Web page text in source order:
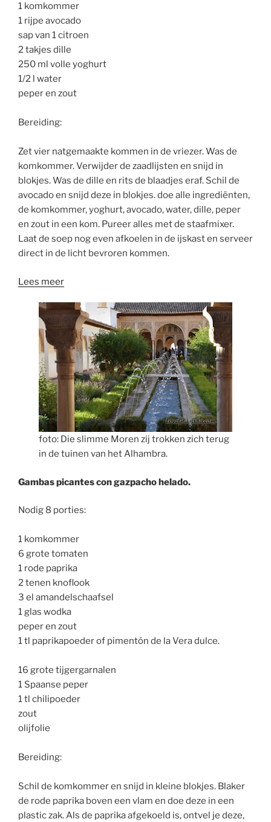
1 komkommer
1 rijpe avocado
sap van 1 citroen
2 takjes dille
250 ml volle yoghurt
1/2 l water
peper en zout
Bereiding:
Zet vier natgemaakte kommen in de vriezer. Was de
komkommer. Verwijder de zaadlijsten en snijd in
blokjes. Was de dille en rits de blaadjes eraf. Schil de
avocado en snijd deze in blokjes. doe alle ingrediënten,
de komkommer, yoghurt, avocado, water, dille, peper
en zout in een kom. Pureer alles met de staafmixer.
Laat de soep nog even afkoelen in de ijskast en serveer
direct in de licht bevroren kommen.
Lees meer
foto: Die slimme Moren zij trokken zich terug
in de tuinen van het Alhambra.
Gambas picantes con gazpacho helado.
Nodig 8 porties:
1 komkommer
6 grote tomaten
1 rode paprika
2 tenen knoflook
3 el amandelschaafsel
1 glas wodka
peper en zout
1 tl paprikapoeder of pimentón de la Vera dulce.
16 grote tijgergarnalen
1 Spaanse peper
1 tl chilipoeder
zout
olijfolie
Bereiding:
Schil de komkommer en snijd in kleine blokjes. Blaker
de rode paprika boven een vlam en doe deze in een
plastic zak. Als de paprika afgekoeld is, ontvel je deze,